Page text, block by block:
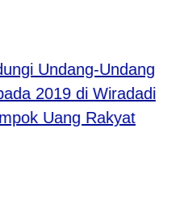
Undang-Undang
2019 di Wiradadi
Uang Rakyat